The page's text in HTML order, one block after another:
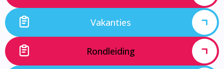
Vakanties
Rondleiding